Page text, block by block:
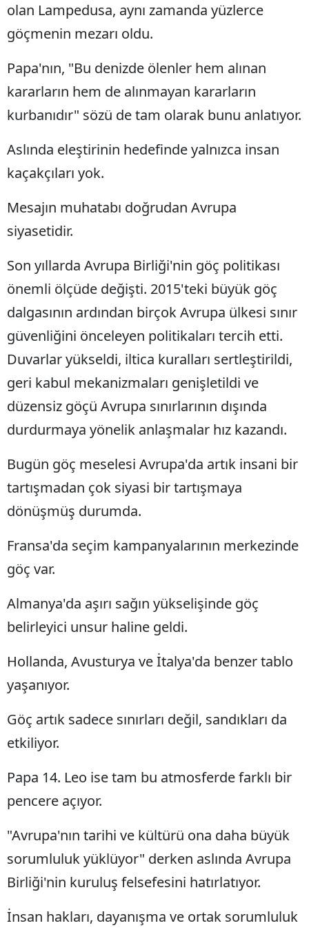
olan Lampedusa, aynı zamanda yüzlerce
göçmenin mezarı oldu.
Papa'nın, "Bu denizde ölenler hem alınan
kararların hem de alınmayan kararların
kurbanıdır" sözü de tam olarak bunu anlatıyor.
Aslında eleştirinin hedefinde yalnızca insan
kaçakçıları yok.
Mesajın muhatabı doğrudan Avrupa
siyasetidir.
Son yıllarda Avrupa Birliği'nin göç politikası
önemli ölçüde değişti. 2015'teki büyük göç
dalgasının ardından birçok Avrupa ülkesi sınır
güvenliğini önceleyen politikaları tercih etti.
Duvarlar yükseldi, iltica kuralları sertleştirildi,
geri kabul mekanizmaları genişletildi ve
düzensiz göçü Avrupa sınırlarının dışında
durdurmaya yönelik anlaşmalar hız kazandı.
Bugün göç meselesi Avrupa'da artık insani bir
tartışmadan çok siyasi bir tartışmaya
dönüşmüş durumda.
Fransa'da seçim kampanyalarının merkezinde
göç var.
Almanya'da aşırı sağın yükselişinde göç
belirleyici unsur haline geldi.
Hollanda, Avusturya ve İtalya'da benzer tablo
yaşanıyor.
Göç artık sadece sınırları değil, sandıkları da
etkiliyor.
Papa 14. Leo ise tam bu atmosferde farklı bir
pencere açıyor.
"Avrupa'nın tarihi ve kültürü ona daha büyük
sorumluluk yüklüyor" derken aslında Avrupa
Birliği'nin kuruluş felsefesini hatırlatıyor.
İnsan hakları, dayanışma ve ortak sorumluluk